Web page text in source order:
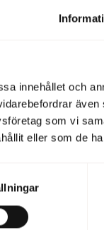
innehållet och
som vi
eller som de
lämnar
avyttrar